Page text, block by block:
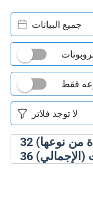
32 من نوعها)
36 (الإجمالي)
جميع البيانات
فقط